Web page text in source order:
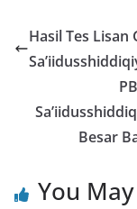
Hasil Tes Lisan
Besar
You